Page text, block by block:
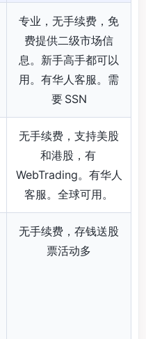
专业，无手续费，免
费提供二级市场信
息。新手高手都可以
用。有华人客服。需
要 SSN
无手续费，支持美股
和港股，有
WebTrading。有华人
客服。全球可用。
无手续费，存钱送股
票活动多